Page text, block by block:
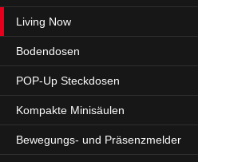
Living Now
Bodendosen
POP-Up Steckdosen
Kompakte Minisäulen
Bewegungs- und Präsenzmelder